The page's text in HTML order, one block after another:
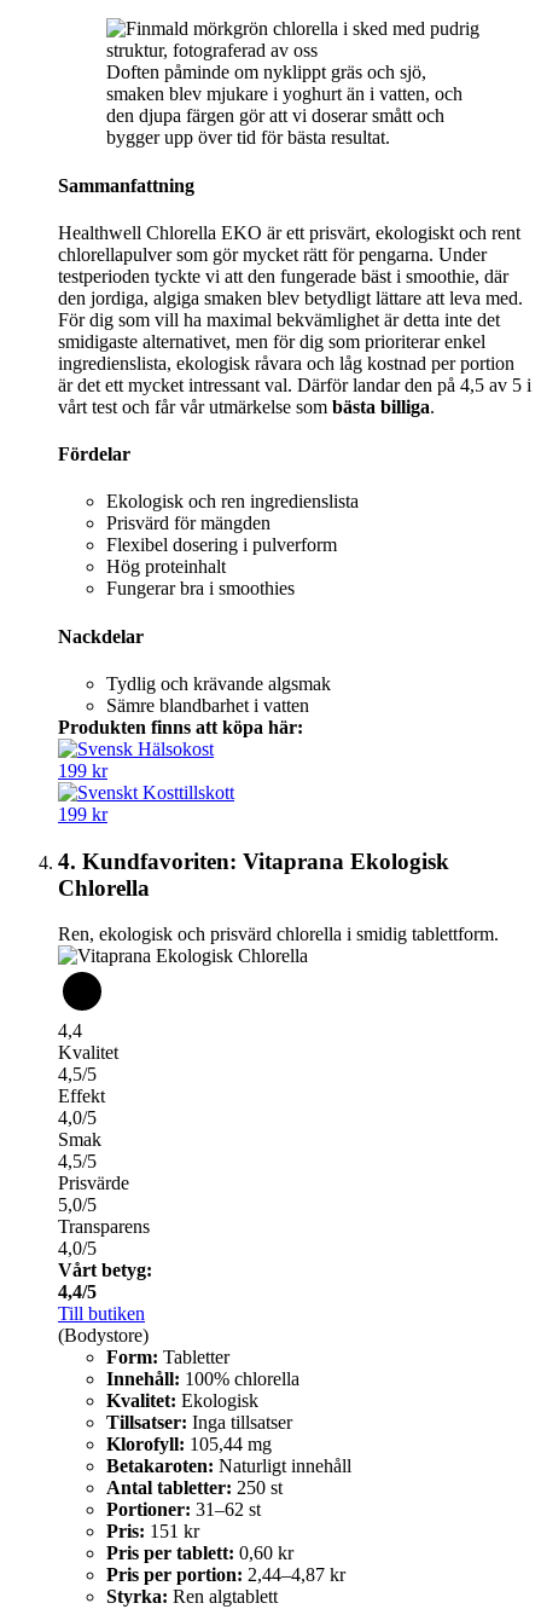
Doften påminde om nyklippt gräs och sjö,
smaken blev mjukare i yoghurt än i vatten, och
den djupa färgen gör att vi doserar smått och
bygger upp över tid för bästa resultat.
Sammanfattning
Healthwell Chlorella EKO är ett prisvärt, ekologiskt och rent
chlorellapulver som gör mycket rätt för pengarna. Under
testperioden tyckte vi att den fungerade bäst i smoothie, där
den jordiga, algiga smaken blev betydligt lättare att leva med.
För dig som vill ha maximal bekvämlighet är detta inte det
smidigaste alternativet, men för dig som prioriterar enkel
ingredienslista, ekologisk råvara och låg kostnad per portion
är det ett mycket intressant val. Därför landar den på 4,5 av 5 i
vårt test och får vår utmärkelse som bästa billiga.
Fördelar
Ekologisk och ren ingredienslista
Prisvärd för mängden
Flexibel dosering i pulverform
Hög proteinhalt
Fungerar bra i smoothies
Nackdelar
Tydlig och krävande algsmak
Sämre blandbarhet i vatten
Produkten finns att köpa här:
199 kr
199 kr
4. Kundfavoriten: Vitaprana Ekologisk
Chlorella
Ren, ekologisk och prisvärd chlorella i smidig tablettform.
4,4
Kvalitet
4,5/5
Effekt
4,0/5
Smak
4,5/5
Prisvärde
5,0/5
Transparens
4,0/5
Vårt betyg:
4,4/5
Till butiken
(Bodystore)
Form: Tabletter
Innehåll: 100% chlorella
Kvalitet: Ekologisk
Tillsatser: Inga tillsatser
Klorofyll: 105,44 mg
Betakaroten: Naturligt innehåll
Antal tabletter: 250 st
Portioner: 31–62 st
Pris: 151 kr
Pris per tablett: 0,60 kr
Pris per portion: 2,44–4,87 kr
Styrka: Ren algtablett